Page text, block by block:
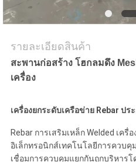
แผนผัง
เว็บไซต์
POLICY
รายละเอียดสินค้า
สะพานก่อสร้าง โฮกลมดึง
เครื่อง
เครื่องยกระดับเครือข่าย Rebar ปร
Rebar การเสริมเหล็ก Welded เครื่
อิเล็กทรอนิกส์เทคโนโลยีการควบคุ
เชื่อมการควบคุมแยกกันถูกบริหาร